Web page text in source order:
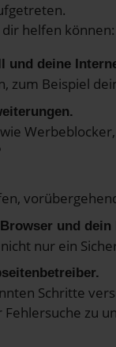
helfen können:
und deine
zum Beispiel
und
nur ein
Schritte
Fehlersuche zu